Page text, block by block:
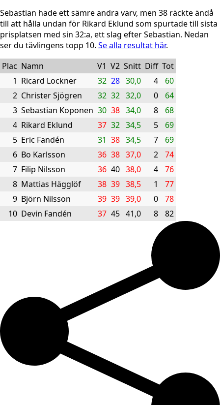
Sebastian hade ett sämre andra varv, men 38 räckte ändå
till att hålla undan för Rikard Eklund som spurtade till sista
prisplatsen med sin 32:a, ett slag efter Sebastian. Nedan
ser du tävlingens topp 10. Se alla resultat här.
Plac Namn V1 V2 Snitt Diff Tot
1 Ricard Lockner 32 28 30,0 4
60
2 Christer Sjögren 32 32 32,0 0
64
3 Sebastian Koponen 30 38 34,0 8
68
4 Rikard Eklund 37 32 34,5 5
69
5 Eric Fandén 31 38 34,5 7
69
6 Bo Karlsson 36 38 37,0 2
74
7 Filip Nilsson 36 40 38,0 4
76
8 Mattias Hägglöf 38 39 38,5 1
77
9 Björn Nilsson 39 39 39,0 0
78
10 Devin Fandén 37 45 41,0 8 82